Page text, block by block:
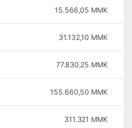
15.566,05 MMK
31.132,10 MMK
77.830,25 MMK
155.660,50 MMK
311.321 MMK